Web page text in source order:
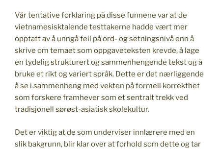
Vår tentative forklaring på disse funnene var at de
vietnamesisktalende testtakerne hadde vært mer
opptatt av å unngå feil på ord- og setningsnivå enn å
skrive om temaet som oppgaveteksten krevde, å lage
en tydelig strukturert og sammenhengende tekst og å
bruke et rikt og variert språk. Dette er det nærliggende
å se i sammenheng med vekten på formell korrekthet
som forskere framhever som et sentralt trekk ved
tradisjonell sørøst-asiatisk skolekultur.
Det er viktig at de som underviser innlærere med en
slik bakgrunn, blir klar over at forhold som dette og tar